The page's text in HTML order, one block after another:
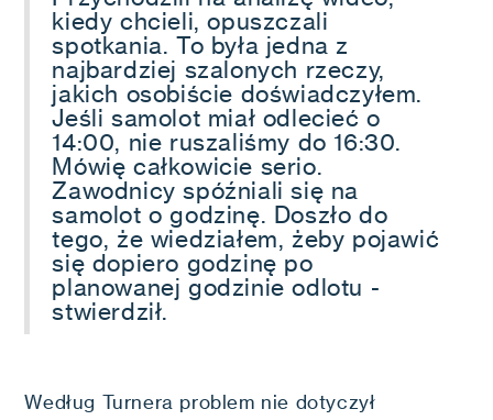
kiedy chcieli, opuszczali
spotkania. To była jedna z
najbardziej szalonych rzeczy,
jakich osobiście doświadczyłem.
Jeśli samolot miał odlecieć o
14:00, nie ruszaliśmy do 16:30.
Mówię całkowicie serio.
Zawodnicy spóźniali się na
samolot o godzinę. Doszło do
tego, że wiedziałem, żeby pojawić
się dopiero godzinę po
planowanej godzinie odlotu -
stwierdził.
Według Turnera problem nie dotyczył